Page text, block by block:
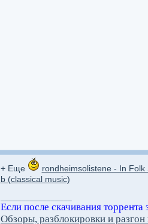
+ Еще
rondheimsolistene - In
b (classical music)
Если после скачивания
Обзоры, разблокировки и